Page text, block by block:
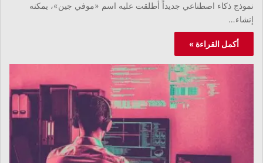
نموذج ذكاء اصطناعي جديداً أطلقت عليه اسم «موفي جين»، يمكنه
إنشاء…
أكمل القراءة »